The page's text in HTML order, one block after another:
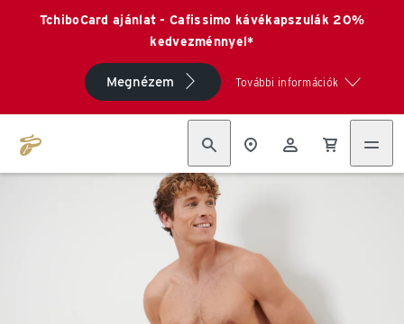
TchiboCard ajánlat - Cafissimo kávékapszulák 20%
kedvezménnyel*
Megnézem További információk